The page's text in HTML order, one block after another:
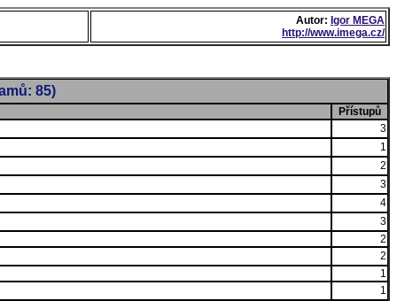
Autor: Igor MEGA
http://www.imega.cz/
85)
Přístupů
3
1
2
3
4
3
2
2
1
1